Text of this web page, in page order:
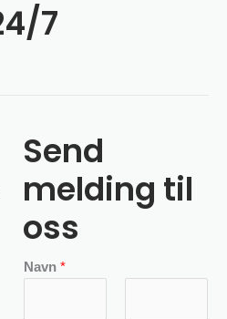
7
Send
melding til
oss
Navn *